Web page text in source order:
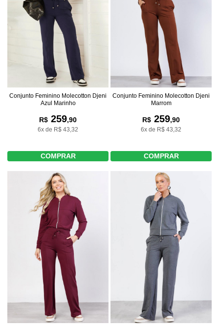
Conjunto Feminino Molecotton Djeni
Azul Marinho
R$ 259,90
6x de R$ 43,32
COMPRAR
Conjunto Feminino Molecotton Djeni
Marrom
R$ 259,90
6x de R$ 43,32
COMPRAR